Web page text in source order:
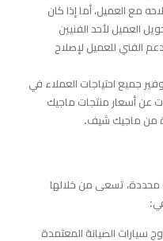
مع العميل، أما إذا كان
العميل لأحد الفنيين
الفني للعميل لإصلاح
جميع احتياجات العملاء في
عن أسعار منتجات ماجيك
من ماجيك شيف.
تسعى من خلالها
سيارات الصيانة المعتمدة